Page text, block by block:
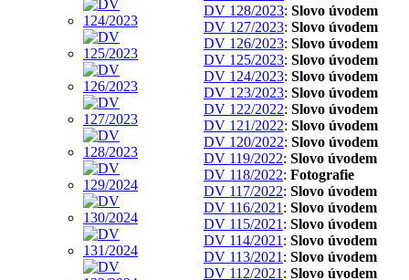
DV 128/2023: Slovo úvodem
DV 127/2023: Slovo úvodem
DV 126/2023: Slovo úvodem
DV 125/2023: Slovo úvodem
DV 124/2023: Slovo úvodem
DV 123/2023: Slovo úvodem
DV 122/2022: Slovo úvodem
DV 121/2022: Slovo úvodem
DV 120/2022: Slovo úvodem
DV 119/2022: Slovo úvodem
DV 118/2022: Fotografie
DV 117/2022: Slovo úvodem
DV 116/2021 : Slovo úvodem
DV 115/2021 : Slovo úvodem
DV 114/2021 : Slovo úvodem
DV 113/2021 : Slovo úvodem
DV 112/2021 : Slovo úvodem